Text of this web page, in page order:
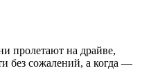
пролетают на драйве,
без сожалений, а когда —